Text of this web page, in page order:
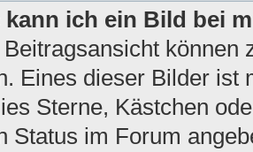
kann ich ein Bild bei
Beitragsansicht können
Eines dieser Bilder ist
Sterne, Kästchen
Status im Forum